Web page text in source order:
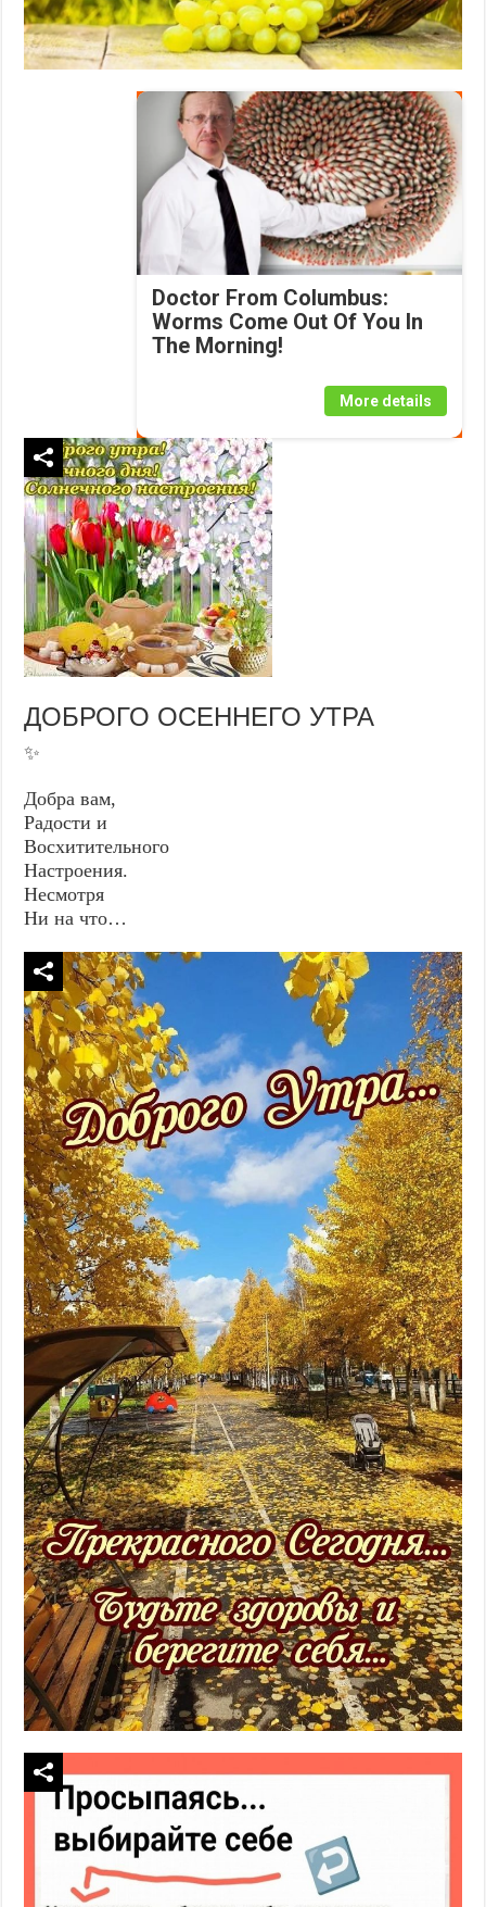
Doctor From Columbus:
Worms Come Out Of You In
The Morning!
More details
ДОБРОГО ОСЕННЕГО УТРА
✨
Добра вам,
Радости и
Восхитительного
Настроения.
Несмотря
Ни на что…